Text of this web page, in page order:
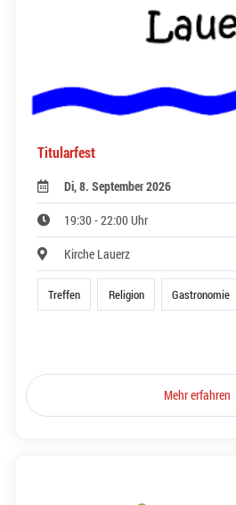
Titularfest
Di, 8. September 2026
19:30 - 22:00 Uhr
Kirche Lauerz
Treffen Religion Gastronomie
Mehr erfahren